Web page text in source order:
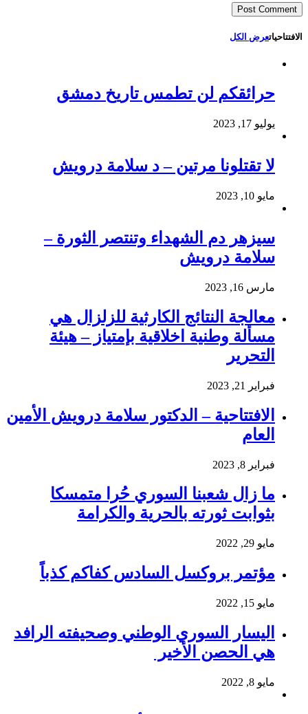
الافتتاحياتعرض الكل
حرائقكم لن تطمس تاريخ دمشق
يوليو 17, 2023
لا تقتلونا مرتين – د سلامة درويش
مايو 10, 2023
سيزهر دم الشهداء وتنتصر الثورة –
سلامة درويش
مارس 16, 2023
معالجة النتائج الكارثية للزلزال هي
مسألة وطنية اخلاقية بإمتياز – هيئة
التحرير
فبراير 21, 2023
الافتتاحية – الدكتور سلامة درويش الأمين
العام
فبراير 8, 2023
ما زال شعبنا السوري حُرا متمسكا
بثوابت ثورته بالحرية والكرامة
مايو 29, 2022
مؤتمر بروكسل السادس كفاكم كذباً
مايو 15, 2022
اليسار السوري الوطني وصحيفته الرافد
هي الحصن الأخير
مايو 8, 2022